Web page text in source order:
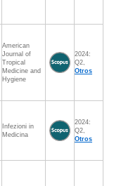
American
Journal of
Tropical
Medicine and
Hygiene
2024:
Q2,
Otros
Infezioni in
Medicina
2024:
Q2,
Otros